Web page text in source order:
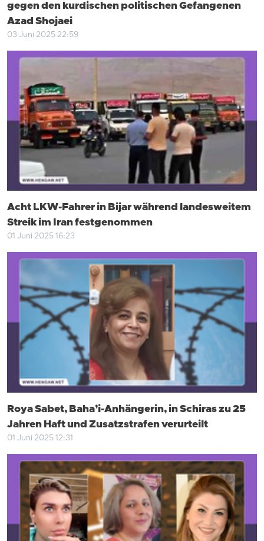
gegen den kurdischen politischen Gefangenen
Azad Shojaei
03 Juni 2025 22:59
Acht LKW-Fahrer in Bijar während landesweitem
Streik im Iran festgenommen
01 Juni 2025 16:23
Roya Sabet, Baha’i-Anhängerin, in Schiras zu 25
Jahren Haft und Zusatzstrafen verurteilt
01 Juni 2025 12:31